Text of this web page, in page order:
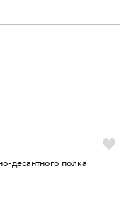
десантного полка